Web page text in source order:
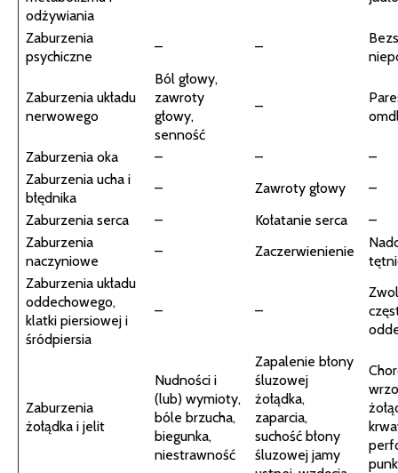
odżywiania
Zaburzenia
psychiczne
– –
Zaburzenia układu
nerwowego
Ból głowy,
zawroty
głowy,
senność
–
Zaburzenia oka – –
–
Zaburzenia ucha i
błędnika
– Zawroty głowy
–
Zaburzenia serca
– Kołatanie serca
–
Zaburzenia
naczyniowe
– Zaczerwienienie
Zaburzenia układu
oddechowego,
klatki piersiowej i
śródpiersia
– –
Zaburzenia
żołądka i jelit
Nudności i
(lub) wymioty,
bóle brzucha,
biegunka,
niestrawność
Zapalenie błony
śluzowej
żołądka,
zaparcia,
suchość błony
śluzowej jamy